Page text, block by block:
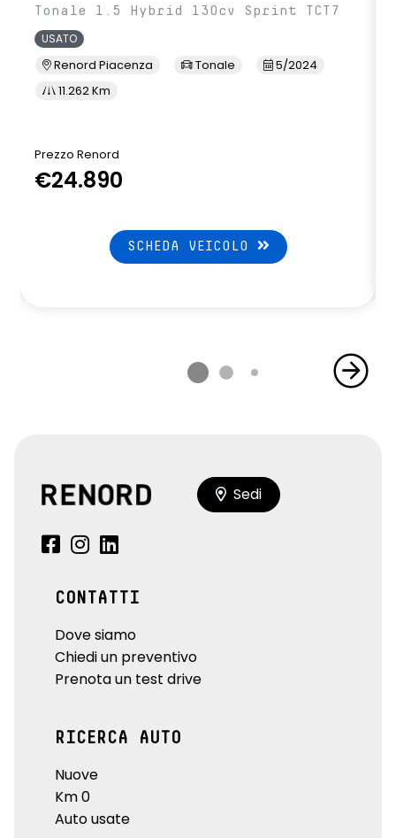
Tonale 1.5 Hybrid 130cv Sprint TCT7
USATO
Renord Piacenza Tonale
5/2024
11.262 Km
Prezzo Renord
€24.890
SCHEDA VEICOLO
Sedi
CONTATTI
Dove siamo
Chiedi un preventivo
Prenota un test drive
RICERCA AUTO
Nuove
Km 0
Auto usate